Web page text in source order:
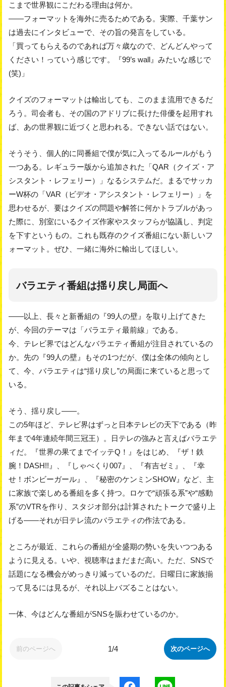
こまで世界観にこだわる理由は何か。
――フォーマットを海外に売るためである。実際、千葉サン
は過去にインタビューで、その旨の発言をしている。
「買ってもらえるのであれば万々歳なので、どんどんやって
ください！っていう感じです。『99’s wall』みたいな感じで
(笑)」
クイズのフォーマットは輸出しても、このまま流用できるだ
ろう。司会者も、その国のアドリブに長けた俳優を起用すれ
ば、あの世界観に近づくと思われる。できない話ではない。
そうそう、個人的に同番組で僕が気に入ってるルールがもう
一つある。レギュラー版から追加された「QAR（クイズ・ア
シスタント・レフェリー）」なるシステムだ。まるでサッカ
ーW杯の「VAR（ビデオ・アシスタント・レフェリー）」を
思わせるが、要はクイズの問題や解答に何かトラブルがあっ
た際に、別室にいるクイズ作家やスタッフらが協議し、判定
を下すというもの。これも既存のクイズ番組にない新しいフ
ォーマット。ぜひ、一緒に海外に輸出してほしい。
バラエティ番組は揺り戻し局面へ
――以上、長々と新番組の『99人の壁』を取り上げてきた
が、今回のテーマは「バラエティ最前線」である。
今、テレビ界ではどんなバラエティ番組が注目されているの
か。先の『99人の壁』もその1つだが、僕は全体の傾向とし
て、今、バラエティは“揺り戻し”の局面に来ていると思って
いる。
そう、揺り戻し――。
この5年ほど、テレビ界はずっと日本テレビの天下である（昨
年まで4年連続年間三冠王）。日テレの強みと言えばバラエテ
ィだ。『世界の果てまでイッテQ！』をはじめ、『ザ！鉄
腕！DASH!!』、『しゃべくり007』、『有吉ゼミ』、『幸
せ！ボンビーガール』、『秘密のケンミンSHOW』など、主
に家族で楽しめる番組を多く持つ。ロケで“頑張る系”や“感動
系”のVTRを作り、スタジオ部分は計算されたトークで盛り上
げる――それが日テレ流のバラエティの作法である。
ところが最近、これらの番組が全盛期の勢いを失いつつある
ように見える。いや、視聴率はまだまだ高い。ただ、SNSで
話題になる機会がめっきり減っているのだ。日曜日に家族揃
って見るには見るが、それ以上バズることはない。
一体、今はどんな番組がSNSを賑わせているのか。
1/4
前のページへ 次のページへ